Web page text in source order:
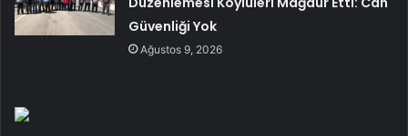
Güvenliği Yok
Ağustos 9, 2026